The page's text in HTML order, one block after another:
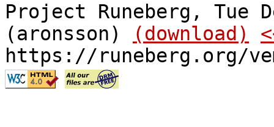
Project Runeberg, Tue
(aronsson)
(download)
https://runeberg.org/